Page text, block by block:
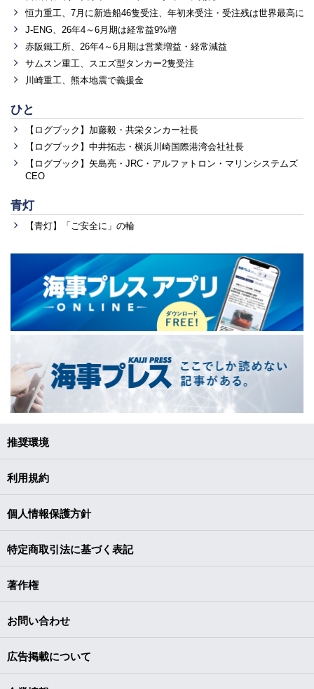
恒力重工、7月に新造船46隻受注、年初来受注・受注残は世界最高に
J-ENG、26年4～6月期は経常益9%増
赤阪鐵工所、26年4～6月期は営業増益・経常減益
サムスン重工、スエズ型タンカー2隻受注
川崎重工、熊本地震で義援金
ひと
【ログブック】加藤毅・共栄タンカー社長
【ログブック】中井拓志・横浜川崎国際港湾会社社長
【ログブック】矢島亮・JRC・アルファトロン・マリンシステムズ
CEO
青灯
【青灯】「ご安全に」の輪
推奨環境
利用規約
個人情報保護方針
特定商取引法に基づく表記
著作権
お問い合わせ
広告掲載について